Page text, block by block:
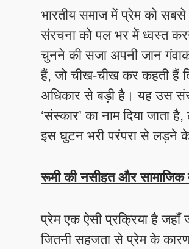
भारतीय समाज में प्रेम को सबसे
संरचना को पल भर में ध्वस्त
चुनने की सजा अपनी जान
हैं, जो चीख-चीख कर कहती हैं
अधिकार से बड़ी है। यह उस
‘संस्कार’ का नाम दिया जाता
इस घुटन भरी परंपरा से लड़ने के
रूमी की नसीहत और सामाजिक
​प्रेम एक ऐसी प्रक्रिया है जहाँ
जितनी सहजता से प्रेम के